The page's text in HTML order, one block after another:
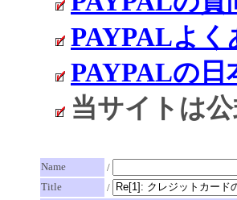
PAYPALよ
PAYPALの
当サイトは
Name
/
Title
/